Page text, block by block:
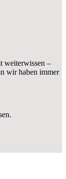
weiterwissen –
wir haben immer